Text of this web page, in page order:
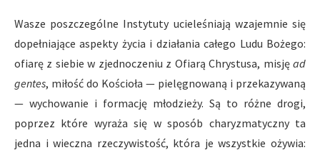
Wasze poszczególne Instytuty ucieleśniają wzajemnie się
dopełniające aspekty życia i działania całego Ludu Bożego:
ofiarę z siebie w zjednoczeniu z Ofiarą Chrystusa, misję ad
gentes, miłość do Kościoła — pielęgnowaną i przekazywaną
— wychowanie i formację młodzieży. Są to różne drogi,
poprzez które wyraża się w sposób charyzmatyczny ta
jedna i wieczna rzeczywistość, która je wszystkie ożywia: